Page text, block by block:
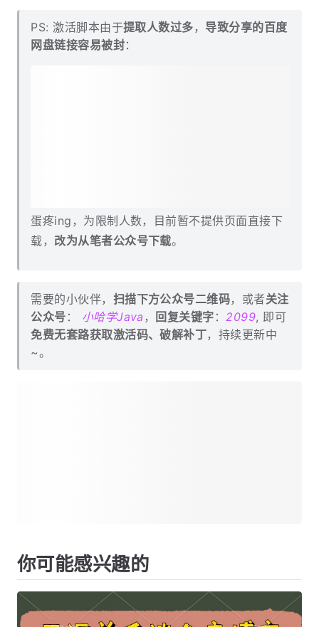
PS: 激活脚本由于提取人数过多 ， 导致分享的百度
网盘链接容易被封：
蛋疼ing，为限制人数，目前暂不提供页面直接下
载， 改为从笔者公众号下载。
需要的小伙伴， 扫描下方公众号二维码，或者关注
公众号 ： 小哈学Java ， 回复关键字 ： 2099, 即可
免费无套路获取激活码、破解补丁，持续更新中
~。
你可能感兴趣的